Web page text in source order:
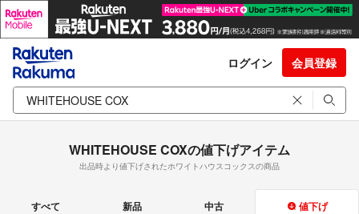
ログイン 会員登録
WHITEHOUSE COXの値下げアイテム
出品時より値下げされたホワイトハウスコックスの商品
すべて 新品 中古 値下げ